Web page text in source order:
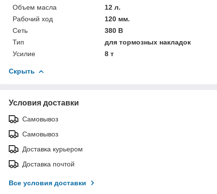
Объем масла
12 л.
Рабочий ход
120 мм.
Сеть
380 В
Тип
для тормозных накладок
Усилие
8 т
Скрыть
Условия доставки
Самовывоз
Самовывоз
Доставка курьером
Доставка почтой
Все условия доставки